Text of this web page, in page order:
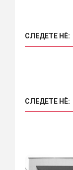
СЛЕДЕТЕ НÈ:
СЛЕДЕТЕ НÈ: